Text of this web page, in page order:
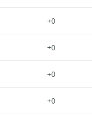
+0
+0
+0
+0